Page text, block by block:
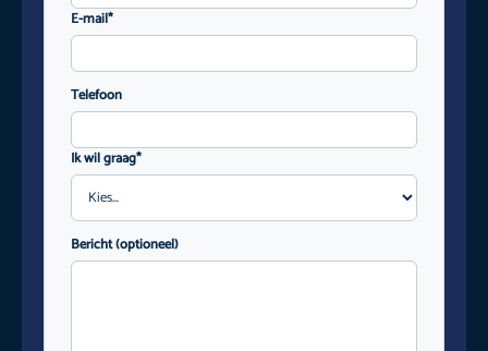
E-mail*
Telefoon
Ik wil graag*
Bericht (optioneel)